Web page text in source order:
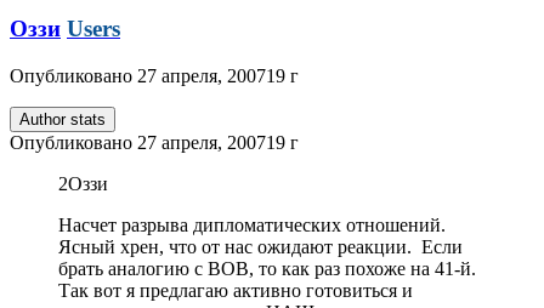
Оззи Users
Опубликовано 27 апреля, 200719 г
Author stats
Опубликовано 27 апреля, 200719 г
2Оззи
Насчет разрыва дипломатических отношений.
Ясный хрен, что от нас ожидают реакции. Если
брать аналогию с ВОВ, то как раз похоже на 41-й.
Так вот я предлагаю активно готовиться и